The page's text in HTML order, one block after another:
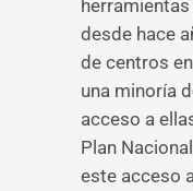
desde hace
de centros
una minoría
acceso a
Plan
este acceso